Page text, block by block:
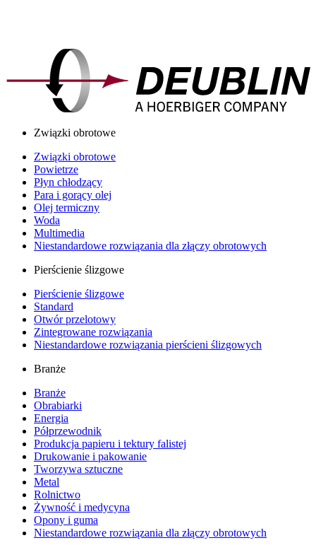
Związki obrotowe
Związki obrotowe
Powietrze
Płyn chłodzący
Para i gorący olej
Olej termiczny
Woda
Multimedia
Niestandardowe rozwiązania dla złączy obrotowych
Pierścienie ślizgowe
Pierścienie ślizgowe
Standard
Otwór przelotowy
Zintegrowane rozwiązania
Niestandardowe rozwiązania pierścieni ślizgowych
Branże
Branże
Obrabiarki
Energia
Półprzewodnik
Produkcja papieru i tektury falistej
Drukowanie i pakowanie
Tworzywa sztuczne
Metal
Rolnictwo
Żywność i medycyna
Opony i guma
Niestandardowe rozwiązania dla złączy obrotowych